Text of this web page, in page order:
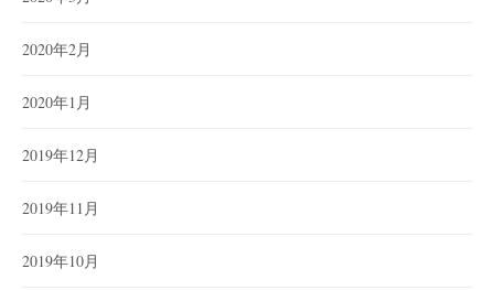
2020年2月
2020年1月
2019年12月
2019年11月
2019年10月